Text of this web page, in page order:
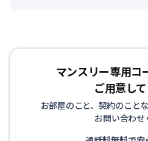
マンスリー専用コ
ご用意し
お部屋のこと、契約のこと
お問い合わせ